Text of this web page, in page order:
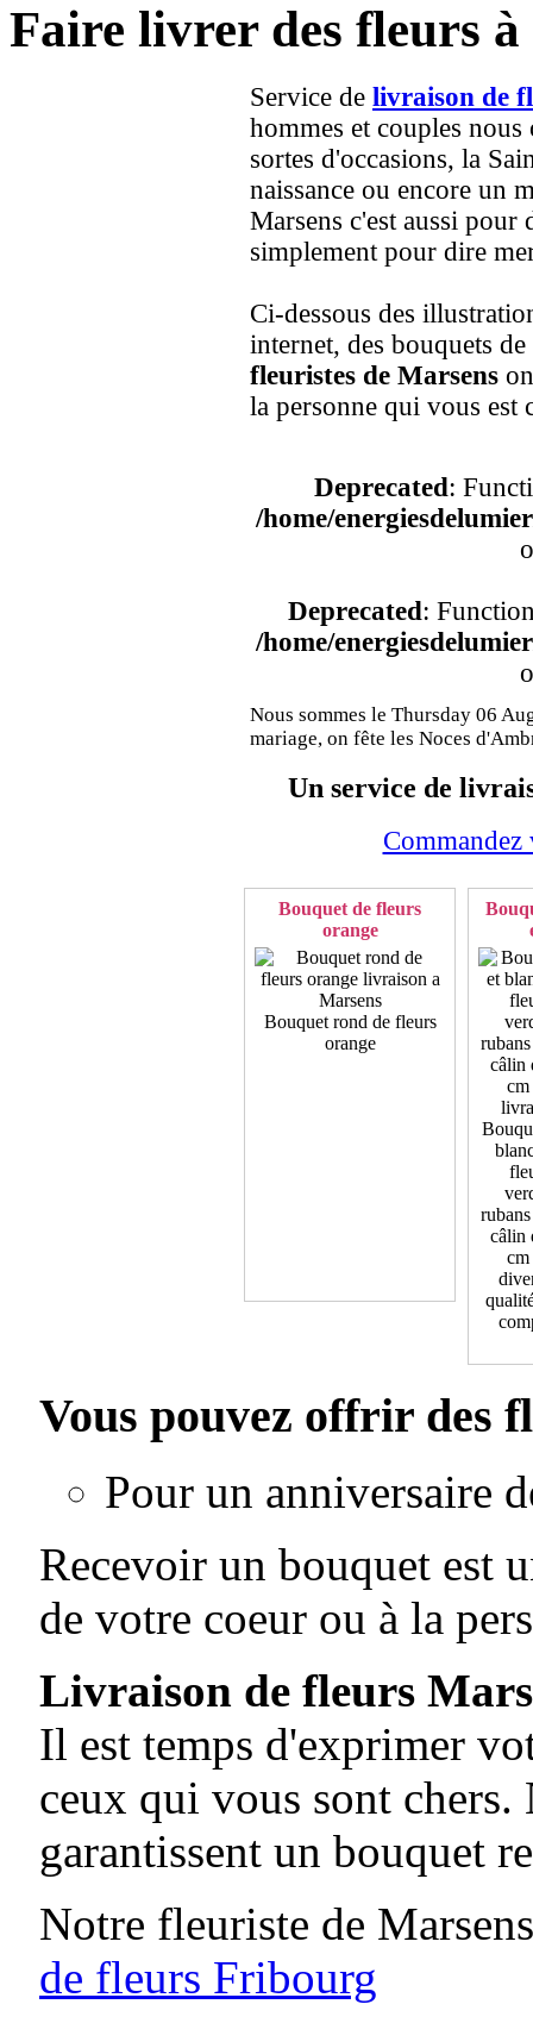
Faire livrer des fleurs à
Service de livraison de
hommes et couples
sortes d'occasions, la
naissance ou encore un
Marsens c'est aussi pour
simplement pour dire
Ci-dessous des
internet, des bouquets
fleuristes de Marsens
la personne qui vous est
Deprecated:
/home/
Deprecated:
/home/
Nous sommes le Thursday 06
mariage, on fête les Noces
Un service de
Bouquet de fleurs
orange
Bouquet rond de fleurs
orange
câlin
cm
Vous pouvez offrir des
Pour un anniversaire
Recevoir un bouquet est
de votre coeur ou à la
Livraison de fleurs
Il est temps d'exprimer
ceux qui vous sont
garantissent un bouquet
Notre fleuriste de
de fleurs Fribourg